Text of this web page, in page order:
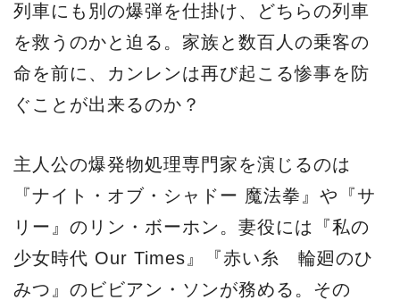
列車にも別の爆弾を仕掛け、どちらの列車
を救うのかと迫る。家族と数百人の乗客の
命を前に、カンレンは再び起こる惨事を防
ぐことが出来るのか？
主人公の爆発物処理専門家を演じるのは
『ナイト・オブ・シャドー 魔法拳』や『サ
リー』のリン・ボーホン。妻役には『私の
少女時代 Our Times』『赤い糸 輪廻のひ
みつ』のビビアン・ソンが務める。その